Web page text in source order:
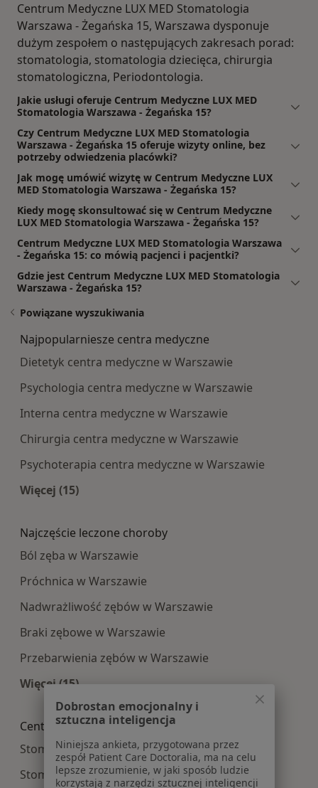
Centrum Medyczne LUX MED Stomatologia
Warszawa - Żegańska 15, Warszawa dysponuje
dużym zespołem o następujących zakresach porad:
stomatologia, stomatologia dziecięca, chirurgia
stomatologiczna, Periodontologia.
Jakie usługi oferuje Centrum Medyczne LUX MED
Stomatologia Warszawa - Żegańska 15?
Czy Centrum Medyczne LUX MED Stomatologia
Warszawa - Żegańska 15 oferuje wizyty online, bez
potrzeby odwiedzenia placówki?
Jak mogę umówić wizytę w Centrum Medyczne LUX
MED Stomatologia Warszawa - Żegańska 15?
Kiedy mogę skonsultować się w Centrum Medyczne
LUX MED Stomatologia Warszawa - Żegańska 15?
Centrum Medyczne LUX MED Stomatologia Warszawa
- Żegańska 15: co mówią pacjenci i pacjentki?
Gdzie jest Centrum Medyczne LUX MED Stomatologia
Warszawa - Żegańska 15?
Powiązane wyszukiwania
Najpopularniesze centra medyczne
Dietetyk centra medyczne w Warszawie
Psychologia centra medyczne w Warszawie
Interna centra medyczne w Warszawie
Chirurgia centra medyczne w Warszawie
Psychoterapia centra medyczne w Warszawie
Więcej (15)
Najczęście leczone choroby
Ból zęba w Warszawie
Próchnica w Warszawie
Nadwrażliwość zębów w Warszawie
Braki zębowe w Warszawie
Przebarwienia zębów w Warszawie
Więcej (15)
Więcej w kategorii: Najczęście leczone choroby
Centra medyczne Stomatologia w pobliżu
Stomatologia centra medyczne w Piasecznie
Stomatologia centra medyczne w Legionowie
Dobrostan emocjonalny i
sztuczna inteligencja
Niniejsza ankieta, przygotowana przez
zespół Patient Care Doctoralia, ma na celu
lepsze zrozumienie, w jaki sposób ludzie
korzystają z narzędzi sztucznej inteligencji